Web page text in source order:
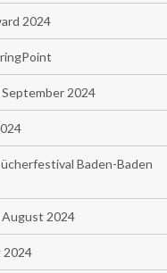
2024
2024
Baden-Baden
2024
2024